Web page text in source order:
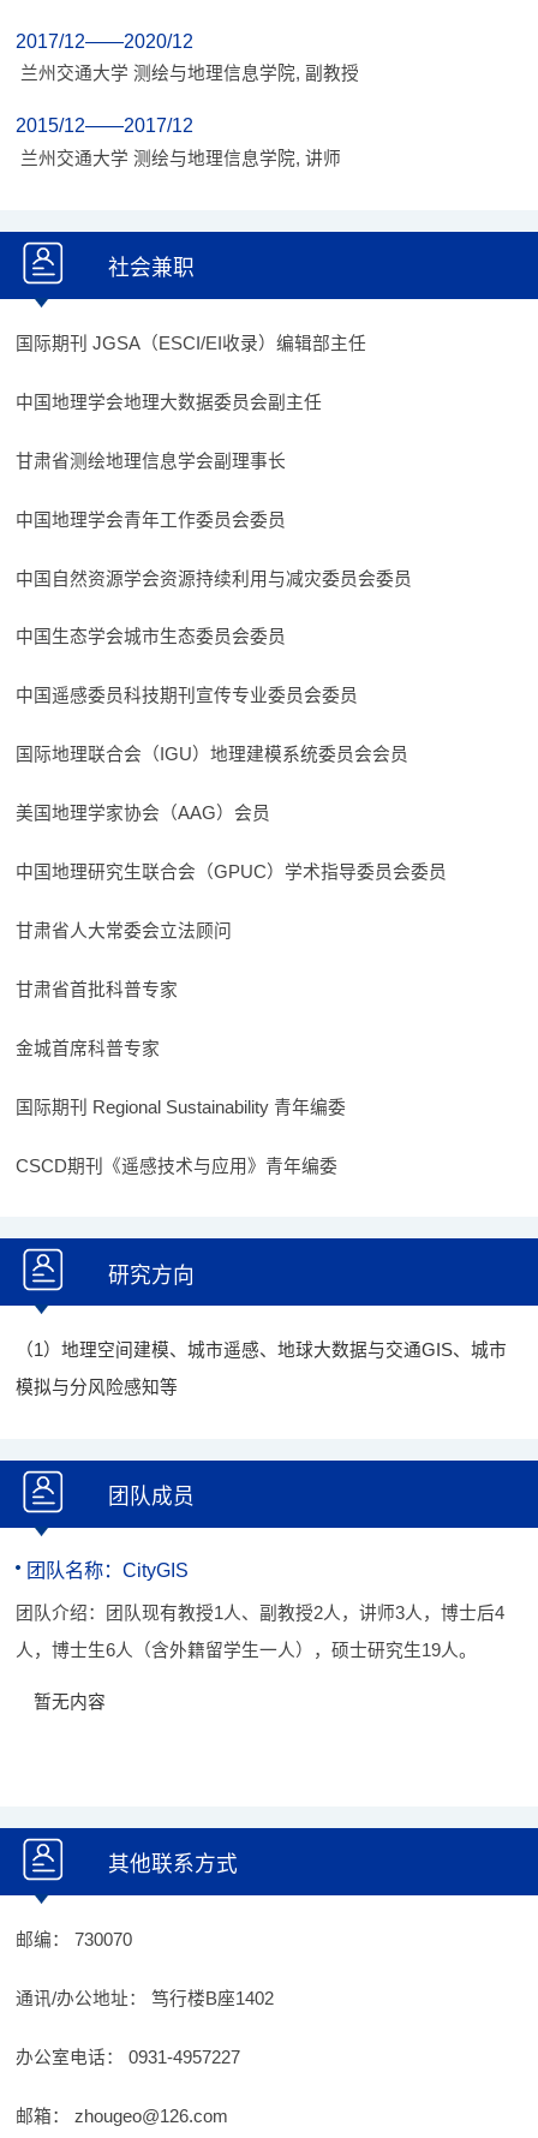
2017/12——2020/12
兰州交通大学 测绘与地理信息学院, 副教授
2015/12——2017/12
兰州交通大学 测绘与地理信息学院, 讲师
社会兼职
国际期刊 JGSA（ESCI/EI收录）编辑部主任
中国地理学会地理大数据委员会副主任
甘肃省测绘地理信息学会副理事长
中国地理学会青年工作委员会委员
中国自然资源学会资源持续利用与减灾委员会委员
中国生态学会城市生态委员会委员
中国遥感委员科技期刊宣传专业委员会委员
国际地理联合会（IGU）地理建模系统委员会会员
美国地理学家协会（AAG）会员
中国地理研究生联合会（GPUC）学术指导委员会委员
甘肃省人大常委会立法顾问
甘肃省首批科普专家
金城首席科普专家
国际期刊 Regional Sustainability 青年编委
CSCD期刊《遥感技术与应用》青年编委
研究方向
（1）地理空间建模、城市遥感、地球大数据与交通GIS、城市
模拟与分风险感知等
团队成员
团队名称：CityGIS
团队介绍：团队现有教授1人、副教授2人，讲师3人，博士后4
人，博士生6人（含外籍留学生一人），硕士研究生19人。
暂无内容
其他联系方式
邮编：730070
通讯/办公地址：笃行楼B座1402
办公室电话：0931-4957227
邮箱：zhougeo@126.com